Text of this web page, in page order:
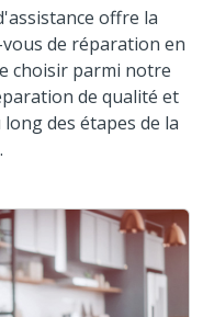
offre la
de réparation en
choisir parmi notre
de qualité et
des étapes de la